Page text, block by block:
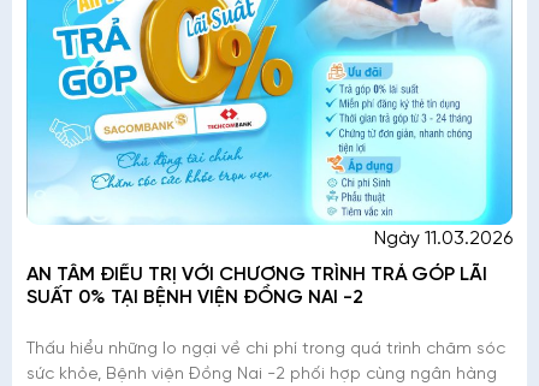
Ngày 11.03.2026
AN TÂM ĐIỀU TRỊ VỚI CHƯƠNG TRÌNH TRẢ GÓP LÃI
SUẤT 0% TẠI BỆNH VIỆN ĐỒNG NAI -2
Thấu hiểu những lo ngại về chi phí trong quá trình chăm sóc
sức khỏe, Bệnh viện Đồng Nai -2 phối hợp cùng ngân hàng